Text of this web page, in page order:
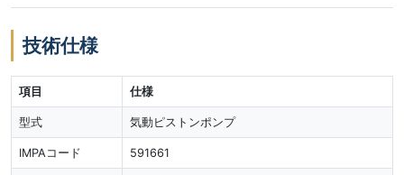
技術仕様
項目 仕様
型式 気動ピストンポンプ
IMPAコード 591661